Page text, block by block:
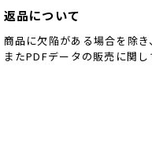
返品について
商品に欠陥がある場合を除
またPDFデータの販売に関